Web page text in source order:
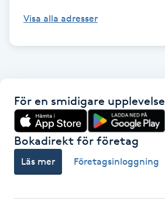
HIFU
Hot yoga
Hudföryngring
Visa alla adresser
För en smidigare upplevelse
Bokadirekt för företag
Läs mer Företagsinloggning